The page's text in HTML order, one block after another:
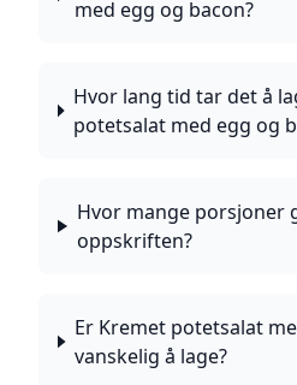
med egg og bacon?
Hvor lang tid tar det å
potetsalat med egg og
Hvor mange porsjoner
oppskriften?
Er Kremet potetsalat
vanskelig å lage?